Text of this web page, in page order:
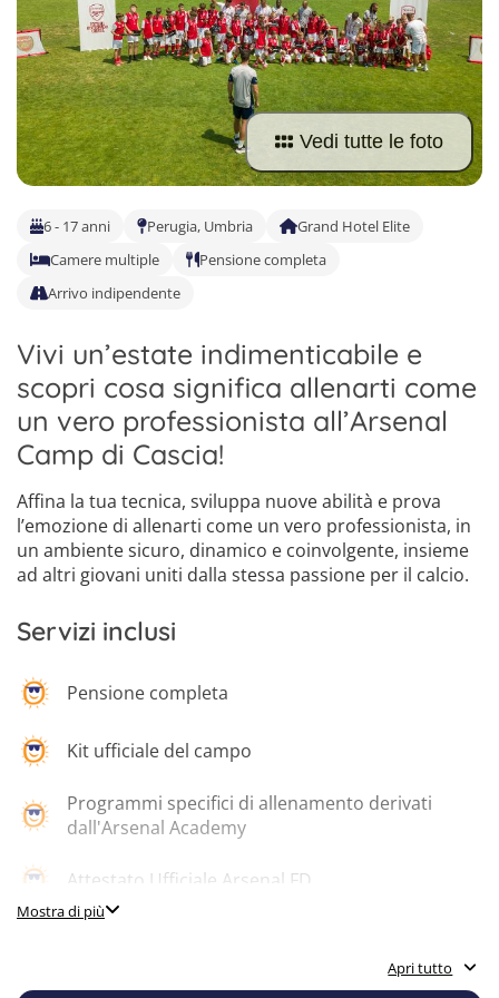
Pallavolo
Surf
Teatro
Tennis
Toscana
Trentino-Alto Adige
Portogallo
Internazionali
Europa
Soggiorni linguistici francese
Soggiorni linguistici spagnolo
Soggiorni linguistici italiano
4
6
Vedi tutte le foto
6 - 17 anni Perugia, Umbria
Grand Hotel Elite
Camere multiple
Pensione completa
Arrivo indipendente
Vivi un’estate indimenticabile e
scopri cosa significa allenarti come
un vero professionista all’Arsenal
Camp di Cascia!
Affina la tua tecnica, sviluppa nuove abilità e prova
l’emozione di allenarti come un vero professionista, in
un ambiente sicuro, dinamico e coinvolgente, insieme
ad altri giovani uniti dalla stessa passione per il calcio.
Servizi inclusi
Pensione completa
Kit ufficiale del campo
Programmi specifici di allenamento derivati
dall'Arsenal Academy
Attestato Ufficiale Arsenal FD
Mostra di più
Apri tutto